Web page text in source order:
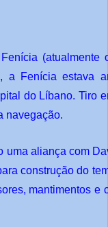
(atualmente
a Fenícia estava
do Líbano. Tiro
navegação.
uma aliança com
construção do
mantimentos e